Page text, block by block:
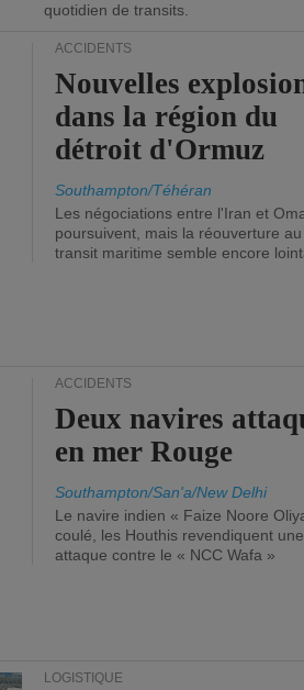
quotidien de transits.
ACCIDENTS
Nouvelles
dans la région du
détroit d'Ormuz
Southampton/Téhéran
Les négociations entre l'Iran et
poursuivent, mais la réouverture au
transit maritime semble encore
ACCIDENTS
Deux navires
en mer Rouge
Southampton/San'a/New Delhi
Le navire indien « Faize Noore
coulé, les Houthis revendiquent une
attaque contre le « NCC Wafa »
LOGISTIQUE